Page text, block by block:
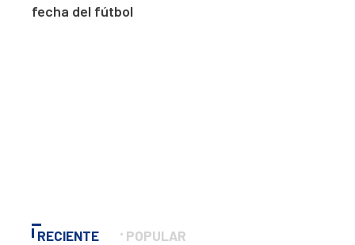
fecha del fútbol
RECIENTE POPULAR